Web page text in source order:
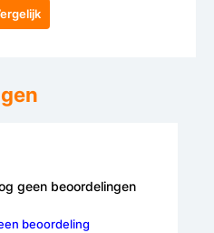
geen beoordelingen
beoordeling